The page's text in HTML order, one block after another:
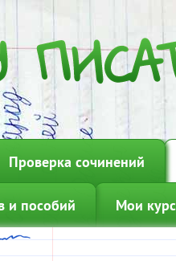
Проверка сочинений
и пособий Мои